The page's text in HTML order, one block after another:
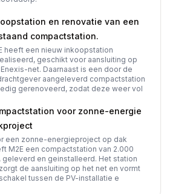
en renovatie van een
compactstation.
heeft een nieuw inkoopstation
geschikt voor aansluiting op
net. Daarnaast is een door de
aangeleverd compactstation
gerenoveerd, zodat deze weer vol
voor zonne-energie
een zonne-energieproject op dak
M2E een compactstation van 2.000
geleverd en geinstalleerd. Het station
de aansluiting op het net en vormt
tussen de PV-installatie e